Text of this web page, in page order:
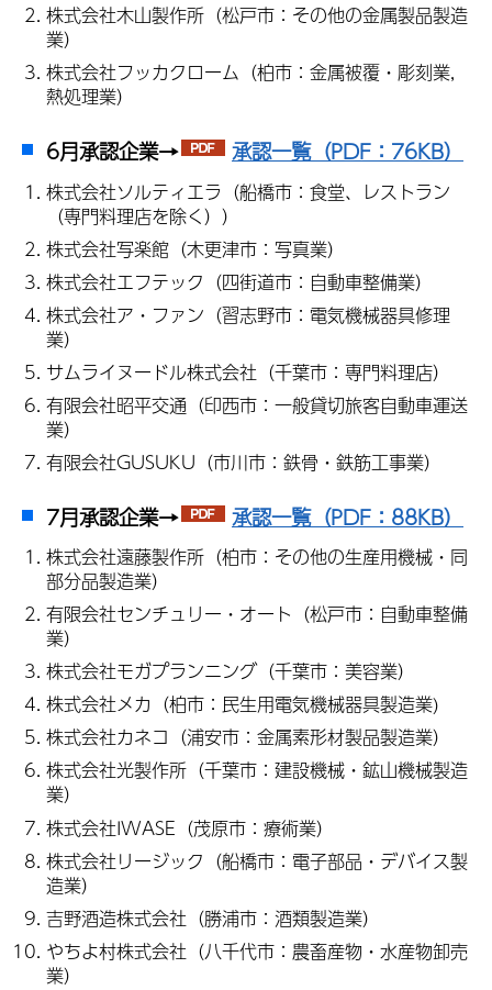
株式会社木山製作所（松戸市：その他の金属製品製造
業）
株式会社フッカクローム（柏市：金属被覆・彫刻業,
熱処理業）
6月承認企業→ 承認一覧（PDF：76KB）
株式会社ソルティエラ（船橋市：食堂、レストラン
（専門料理店を除く））
株式会社写楽館（木更津市：写真業）
株式会社エフテック（四街道市：自動車整備業）
株式会社ア・ファン（習志野市：電気機械器具修理
業）
サムライヌードル株式会社（千葉市：専門料理店）
有限会社昭平交通（印西市：一般貸切旅客自動車運送
業）
有限会社GUSUKU（市川市：鉄骨・鉄筋工事業）
7月承認企業→ 承認一覧（PDF：88KB）
株式会社遠藤製作所（柏市：その他の生産用機械・同
部分品製造業）
有限会社センチュリー・オート（松戸市：自動車整備
業）
株式会社モガプランニング（千葉市：美容業）
株式会社メカ（柏市：民生用電気機械器具製造業)
株式会社カネコ（浦安市：金属素形材製品製造業）
株式会社光製作所（千葉市：建設機械・鉱山機械製造
業）
株式会社IWASE（茂原市：療術業）
株式会社リージック（船橋市：電子部品・デバイス製
造業）
吉野酒造株式会社（勝浦市：酒類製造業）
やちよ村株式会社（八千代市：農畜産物・水産物卸売
業）